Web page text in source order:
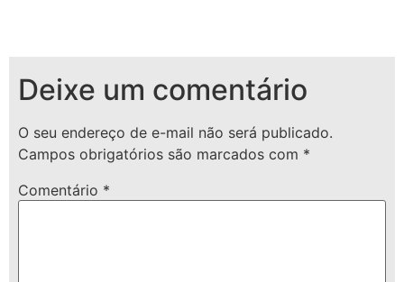
Deixe um comentário
O seu endereço de e-mail não será publicado.
Campos obrigatórios são marcados com *
Comentário *